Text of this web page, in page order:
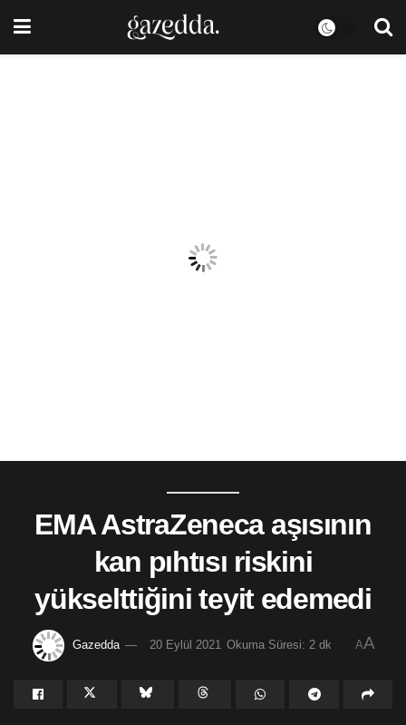
EMA AstraZeneca aşısının
kan pıhtısı riskini
yükselttiğini teyit edemedi
Gazedda 20 Eylül 2021 Okuma Süresi: 2 dk AA